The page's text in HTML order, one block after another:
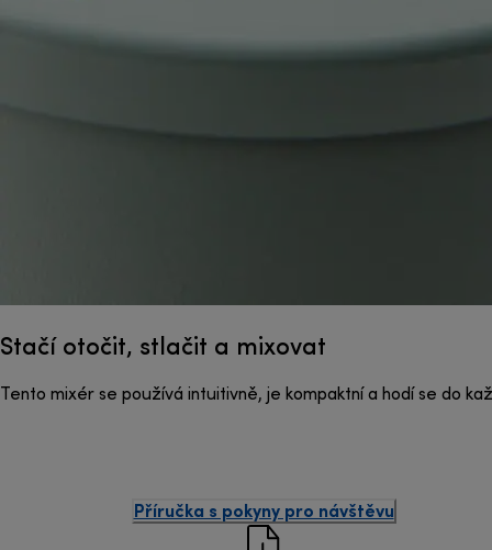
Stačí otočit, stlačit a mixovat
Tento mixér se používá intuitivně, je kompaktní a hodí se do
Příručka s pokyny pro návštěvu